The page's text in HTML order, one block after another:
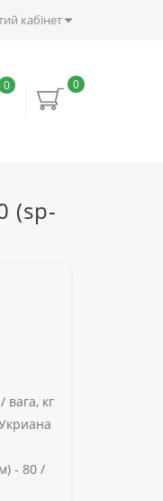
кабінет
0
0
(sp-
вага, кг
- 80 /